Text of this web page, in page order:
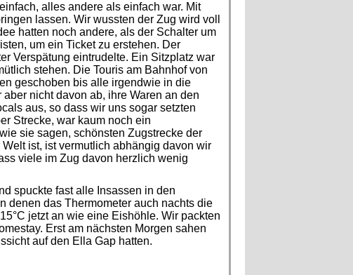
alles andere als einfach war. Mit
lassen. Wir wussten der Zug wird voll
hatten noch andere, als der Schalter um
um ein Ticket zu erstehen. Der
Verspätung eintrudelte. Ein Sitzplatz war
stehen. Die Touris am Bahnhof von
geschoben bis alle irgendwie in die
nicht davon ab, ihre Waren an den
aus, so dass wir uns sogar setzten
Strecke, war kaum noch ein
sie sagen, schönsten Zugstrecke der
ist, ist vermutlich abhängig davon wir
viele im Zug davon herzlich wenig
spuckte fast alle Insassen in den
denen das Thermometer auch nachts die
jetzt an wie eine Eishöhle. Wir packten
Erst am nächsten Morgen sahen
auf den Ella Gap hatten.